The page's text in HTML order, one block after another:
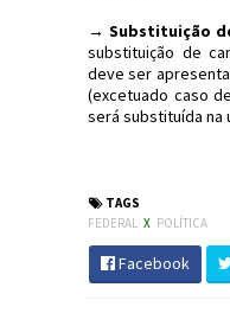
→ Substituição
substituição de
deve ser
(excetuado caso
será substituída na
TAGS
FEDERAL X POLÍTICA
Facebook